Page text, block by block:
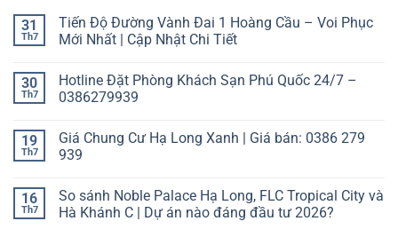
31
Th7
Tiến Độ Đường Vành Đai 1 Hoàng Cầu – Voi Phục
Mới Nhất | Cập Nhật Chi Tiết
30
Th7
Hotline Đặt Phòng Khách Sạn Phú Quốc 24/7 –
0386279939
19
Th7
Giá Chung Cư Hạ Long Xanh | Giá bán: 0386 279
939
16
Th7
So sánh Noble Palace Hạ Long, FLC Tropical City và
Hà Khánh C | Dự án nào đáng đầu tư 2026?